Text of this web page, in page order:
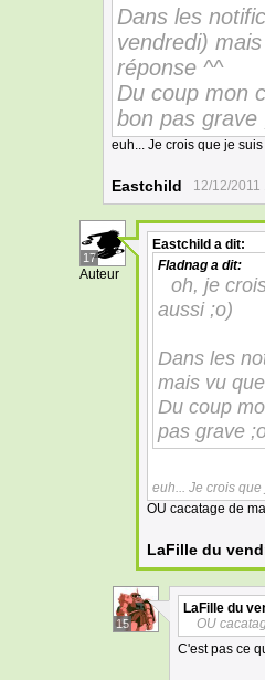
Dans les
vendredi)
réponse ^^
Du coup mon
bon pas grave
euh... Je crois que je
Eastchild 12/12/2011
17
Auteur
Eastchild a dit:
Fladnag a dit:
oh, je
aussi ;o)
Dans les
mais vu
Du coup
pas grave
euh... Je crois
OU cacatage de
LaFille du
15
LaFille du
OU
C'est pas ce